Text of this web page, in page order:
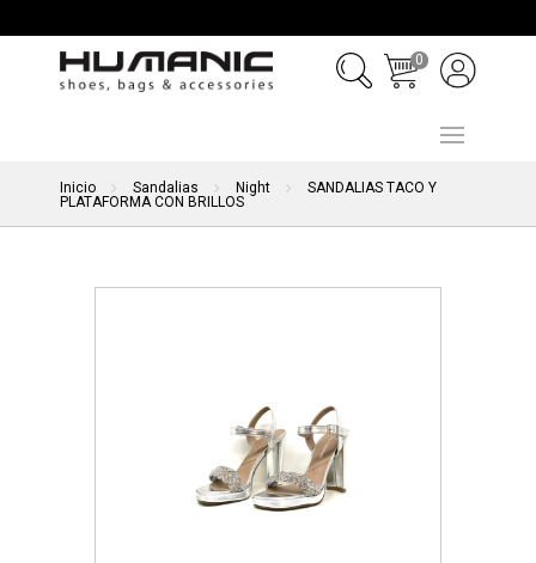
0
Inicio Sandalias Night
SANDALIAS TACO Y
PLATAFORMA CON BRILLOS